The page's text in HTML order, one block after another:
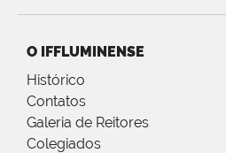
O IFFLUMINENSE
Histórico
Contatos
Galeria de Reitores
Colegiados